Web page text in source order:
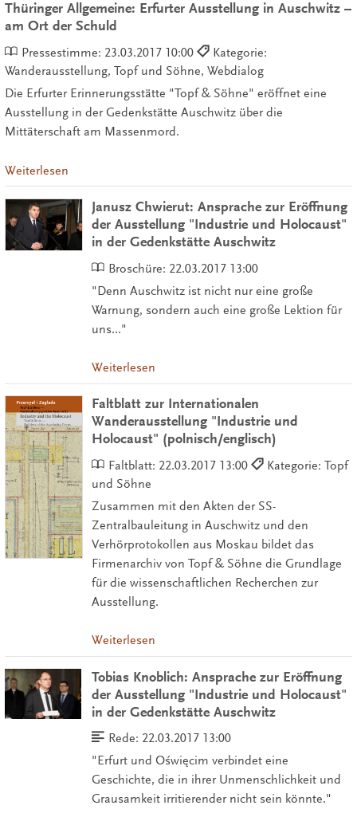
Thüringer Allgemeine: Erfurter Ausstellung in Auschwitz –
am Ort der Schuld
Pressestimme: 23.03.2017 10:00
Kategorie:
Wanderausstellung, Topf und Söhne, Webdialog
Die Erfurter Erinnerungsstätte "Topf & Söhne" eröffnet eine
Ausstellung in der Gedenkstätte Auschwitz über die
Mittäterschaft am Massenmord.
Weiterlesen
Janusz Chwierut: Ansprache zur Eröffnung
der Ausstellung "Industrie und Holocaust"
in der Gedenkstätte Auschwitz
Broschüre: 22.03.2017 13:00
"Denn Auschwitz ist nicht nur eine große
Warnung, sondern auch eine große Lektion für
uns..."
Weiterlesen
Faltblatt zur Internationalen
Wanderausstellung "Industrie und
Holocaust" (polnisch/englisch)
Faltblatt: 22.03.2017 13:00
Kategorie: Topf
und Söhne
Zusammen mit den Akten der SS-
Zentralbauleitung in Auschwitz und den
Verhörprotokollen aus Moskau bildet das
Firmenarchiv von Topf & Söhne die Grundlage
für die wissenschaftlichen Recherchen zur
Ausstellung.
Weiterlesen
Tobias Knoblich: Ansprache zur Eröffnung
der Ausstellung "Industrie und Holocaust"
in der Gedenkstätte Auschwitz
Rede: 22.03.2017 13:00
"Erfurt und Oświęcim verbindet eine
Geschichte, die in ihrer Unmenschlichkeit und
Grausamkeit irritierender nicht sein könnte."